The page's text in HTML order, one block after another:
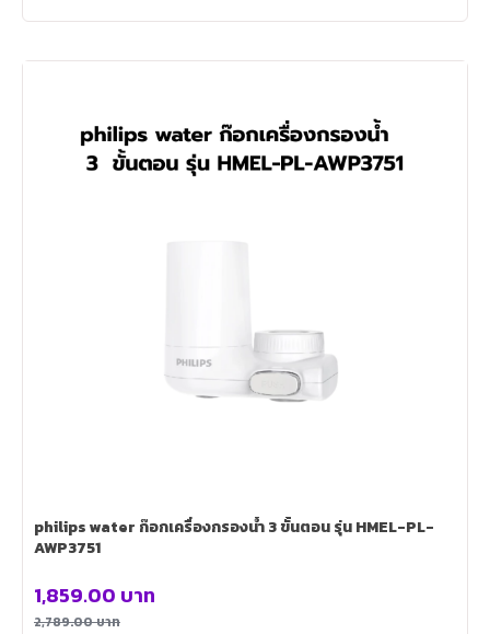
philips water ก๊อกเครื่องกรองน้ํา 3 ขั้นตอน รุ่น HMEL-PL-
AWP3751
2,789.00บาท
1,859.00 บาท